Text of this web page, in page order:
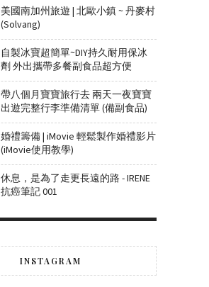
美國南加州旅遊 | 北歐小鎮 ~ 丹麥村
(Solvang)
自製冰寶超簡單~DIY持久耐用保冰
劑 外出攜帶多餐副食品超方便
帶八個月寶寶旅行去 兩天一夜寶寶
出遊完整行李準備清單 (備副食品)
婚禮籌備 | iMovie 輕鬆製作婚禮影片
(iMovie使用教學)
休息，是為了走更長遠的路 - IRENE
抗癌筆記 001
INSTAGRAM